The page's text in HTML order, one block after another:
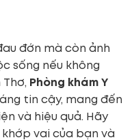
đớn mà còn ảnh
sống nếu không
Phòng khám Y
tin cậy, mang đến
và hiệu quả. Hãy
vai của bạn và